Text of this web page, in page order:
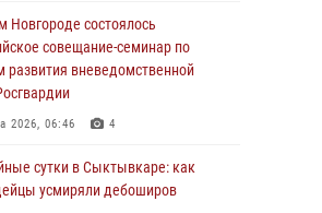
Новгороде состоялось
совещание-семинар по
развития вневедомственной
2026, 06:46 4
сутки в Сыктывкаре: как
усмиряли дебоширов